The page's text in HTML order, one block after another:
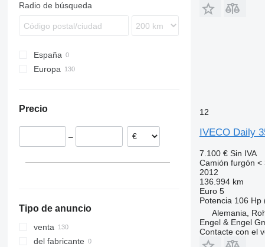
Radio de búsqueda
España
Europa
Francia
Italia
Precio
–
Tipo de anuncio
venta
del fabricante
12
IVECO Daily
7.100 € Sin IVA
Camión furgón <
2012
136.994 km
Euro 5
Potencia 106 Hp
Alemania,
Engel & Engel
Contacte con el